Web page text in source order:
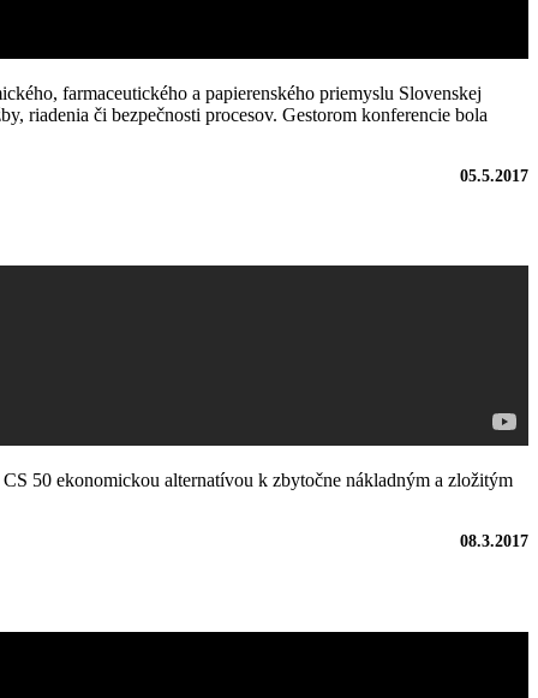
farmaceutického a papierenského priemyslu Slovenskej
riadenia či bezpečnosti procesov. Gestorom konferencie bola
05.5.2017
50 ekonomickou alternatívou k zbytočne nákladným a zložitým
08.3.2017